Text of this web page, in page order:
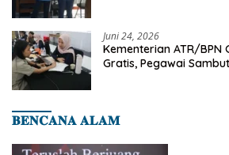
Juni 24, 2026
Kementerian ATR/BPN
Gratis, Pegawai
𝐁𝐄𝐍𝐂𝐀𝐍𝐀 𝐀𝐋𝐀𝐌